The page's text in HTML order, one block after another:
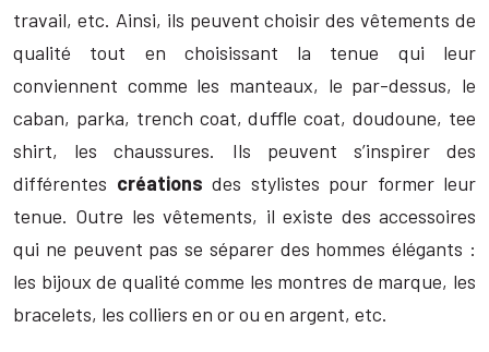
travail, etc. Ainsi, ils peuvent choisir des vêtements de
qualité tout en choisissant la tenue qui leur
conviennent comme les manteaux, le par-dessus, le
caban, parka, trench coat, duffle coat, doudoune, tee
shirt, les chaussures. Ils peuvent s’inspirer des
différentes créations des stylistes pour former leur
tenue. Outre les vêtements, il existe des accessoires
qui ne peuvent pas se séparer des hommes élégants :
les bijoux de qualité comme les montres de marque, les
bracelets, les colliers en or ou en argent, etc.